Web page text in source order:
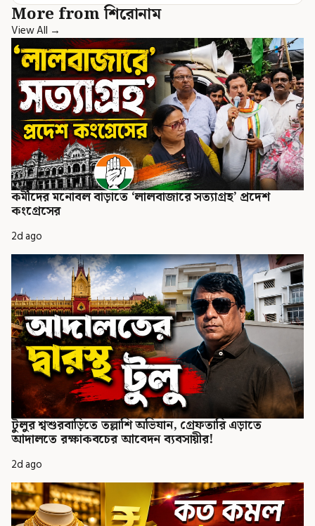
More from শিরোনাম
View All →
কর্মীদের মনোবল বাড়াতে ‘লালবাজারে সত্যাগ্রহ’ প্রদেশ
কংগ্রেসের
2d ago
টুলুর শ্বশুরবাড়িতে তল্লাশি অভিযান, গ্রেফতারি এড়াতে
আদালতে রক্ষাকবচের আবেদন ব্যবসায়ীর!
2d ago